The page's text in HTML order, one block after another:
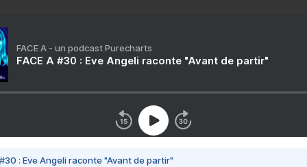
FACE A - un podcast Purecharts
FACE A #30 : Eve Angeli raconte "Avant de partir"
#30 : Eve Angeli raconte "Avant de partir"